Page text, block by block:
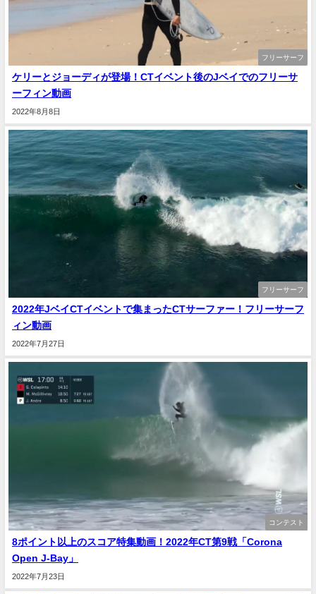
フリーサーフ
ケリーとジョーディが登場！CTイベント後のJベイでのフリーサ
ーフィン動画
2022年8月8日
フリーサーフ
2022年JベイCTイベントで集まったCTサーファー！フリーサーフ
ィン動画
2022年7月27日
コンテスト
8ポイント以上のスコア特集動画！2022年CT第9戦「Corona
Open J-Bay」
2022年7月23日